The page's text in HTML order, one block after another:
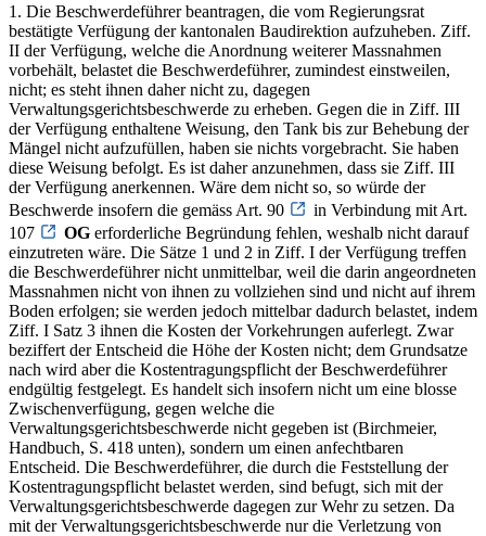
1. Die Beschwerdeführer beantragen, die vom Regierungsrat
bestätigte Verfügung der kantonalen Baudirektion aufzuheben. Ziff.
II der Verfügung, welche die Anordnung weiterer Massnahmen
vorbehält, belastet die Beschwerdeführer, zumindest einstweilen,
nicht; es steht ihnen daher nicht zu, dagegen
Verwaltungsgerichtsbeschwerde zu erheben. Gegen die in Ziff. III
der Verfügung enthaltene Weisung, den Tank bis zur Behebung der
Mängel nicht aufzufüllen, haben sie nichts vorgebracht. Sie haben
diese Weisung befolgt. Es ist daher anzunehmen, dass sie Ziff. III
der Verfügung anerkennen. Wäre dem nicht so, so würde der
Beschwerde insofern die gemäss Art. 90
in Verbindung mit Art.
107
OG erforderliche Begründung fehlen, weshalb nicht darauf
einzutreten wäre. Die Sätze 1 und 2 in Ziff. I der Verfügung treffen
die Beschwerdeführer nicht unmittelbar, weil die darin angeordneten
Massnahmen nicht von ihnen zu vollziehen sind und nicht auf ihrem
Boden erfolgen; sie werden jedoch mittelbar dadurch belastet, indem
Ziff. I Satz 3 ihnen die Kosten der Vorkehrungen auferlegt. Zwar
beziffert der Entscheid die Höhe der Kosten nicht; dem Grundsatze
nach wird aber die Kostentragungspflicht der Beschwerdeführer
endgültig festgelegt. Es handelt sich insofern nicht um eine blosse
Zwischenverfügung, gegen welche die
Verwaltungsgerichtsbeschwerde nicht gegeben ist (Birchmeier,
Handbuch, S. 418 unten), sondern um einen anfechtbaren
Entscheid. Die Beschwerdeführer, die durch die Feststellung der
Kostentragungspflicht belastet werden, sind befugt, sich mit der
Verwaltungsgerichtsbeschwerde dagegen zur Wehr zu setzen. Da
mit der Verwaltungsgerichtsbeschwerde nur die Verletzung von